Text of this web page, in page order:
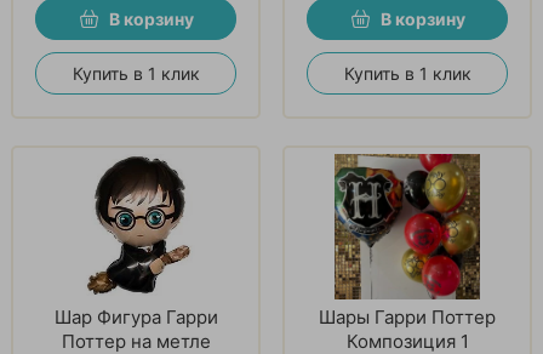
В корзину
Купить в 1 клик
В корзину
Купить в 1 клик
Шар Фигура Гарри
Поттер на метле
Шары Гарри Поттер
Композиция 1